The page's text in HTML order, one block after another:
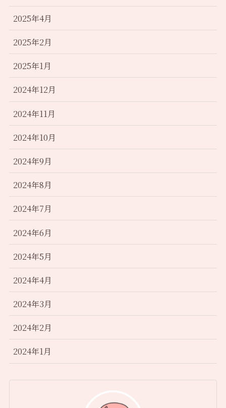
2025年4月
2025年2月
2025年1月
2024年12月
2024年11月
2024年10月
2024年9月
2024年8月
2024年7月
2024年6月
2024年5月
2024年4月
2024年3月
2024年2月
2024年1月